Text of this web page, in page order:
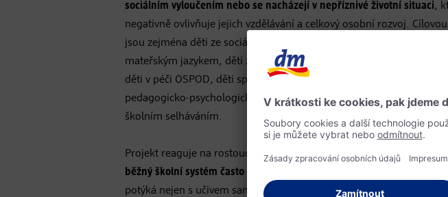
sociálním vyloučením nebo se nacházejí v nepříznivé životní situaci,
negativně ovlivňuje jejich vzdělávání a celkový osobní rozvoj.
jsou zejména děti ze sociálně znevýhodněného prostředí, děti s
mateřským jazykem, děti z neúplných nebo nestabilních rodinných
děti v péči OSPOD, děti spolupracující se středisky výchovné péče,
pedagogicko-psychologickými poradnami nebo děti dlouhodobě
školním selháváním.
Projekt reaguje na rostoucí potřebu
individuální vzdělávací podpory,
běžný školní systém často nedokáže v potřebné míře zajistit
potýká nejen s učivem samotným, ale také s nízkou motivací, ztrátou